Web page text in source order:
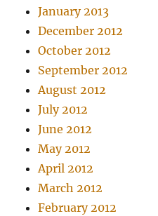
January 2013
December 2012
October 2012
September 2012
August 2012
July 2012
June 2012
May 2012
April 2012
March 2012
February 2012